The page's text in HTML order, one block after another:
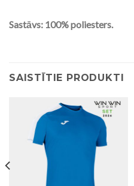
Sastāvs: 100% poliesters.
SAISTĪTIE PRODUKTI